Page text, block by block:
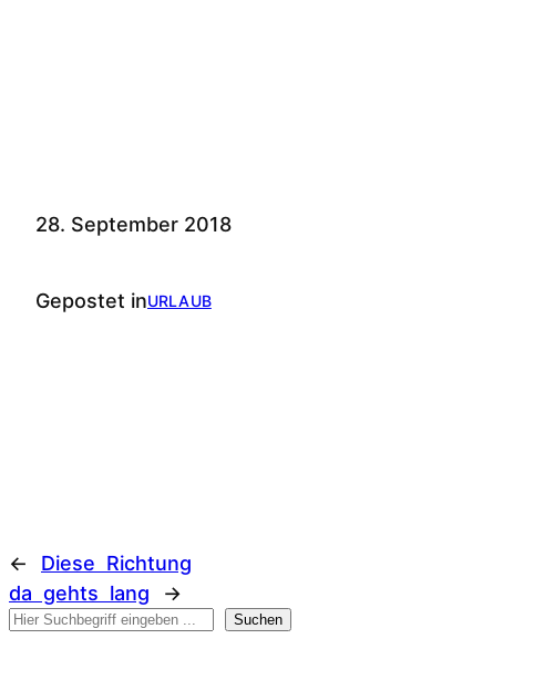
28. September 2018
Gepostet inURLAUB
←
Diese Richtung
da gehts lang
→
Suchen
Suchen